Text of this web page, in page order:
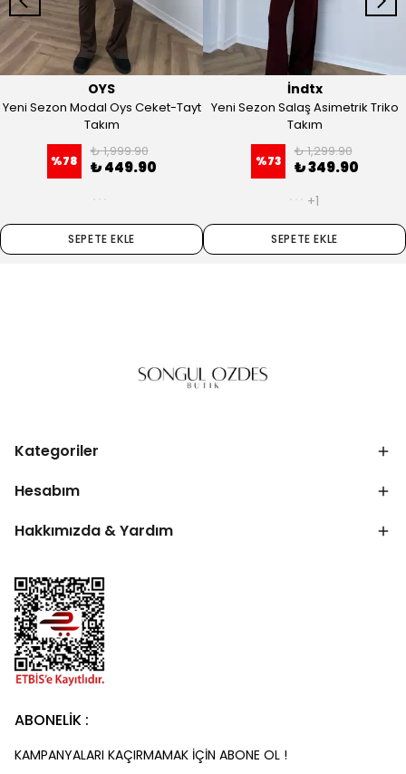
OYS
Yeni Sezon Modal Oys Ceket-Tayt
Takım
%78
₺ 1,999.90
₺ 449.90
SEPETE EKLE
İndtx
Yeni Sezon Salaş Asimetrik Triko
Takım
%73
₺ 1,299.90
₺ 349.90
+1
SEPETE EKLE
Kategoriler
Hesabım
Hakkımızda & Yardım
ABONELİK :
KAMPANYALARI KAÇIRMAMAK İÇİN ABONE OL !